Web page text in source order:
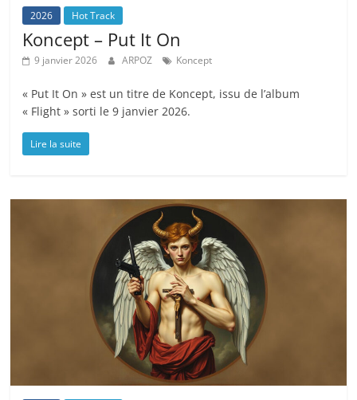
2026 Hot Track
Koncept – Put It On
9 janvier 2026 ARPOZ Koncept
« Put It On » est un titre de Koncept, issu de l’album
« Flight » sorti le 9 janvier 2026.
Lire la suite